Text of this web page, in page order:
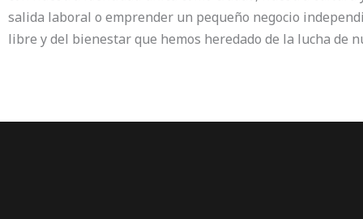
salida laboral o emprender un pequeño negocio
libre y del bienestar que hemos heredado de la lucha de